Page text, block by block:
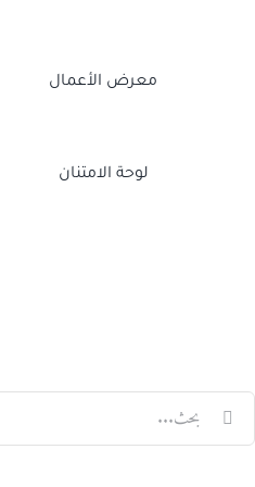
معرض الأعمال
لوحة الامتنان
البحث
عن: